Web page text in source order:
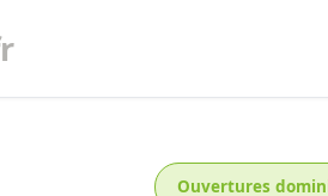
Ouvertures